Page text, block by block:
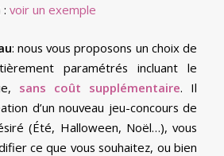
voir un exemple
: nous vous proposons un choix de
paramétrés incluant le
sans coût supplémentaire. Il
d’un nouveau jeu-concours de
(Été, Halloween, Noël…), vous
ce que vous souhaitez, ou bien